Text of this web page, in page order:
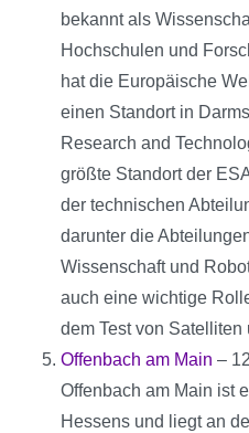
bekannt als
Hochschulen und
hat die Europäische
einen Standort in
Research and
größte Standort der
der technischen
darunter die
Wissenschaft und
auch eine wichtige
dem Test von
Offenbach am Main –
Offenbach am Main ist
Hessens und liegt an